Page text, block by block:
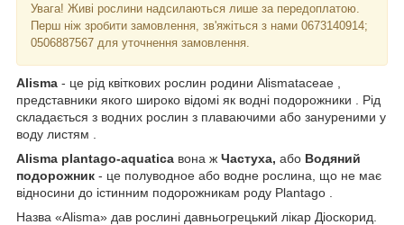
Увага! Живі рослини надсилаються лише за передоплатою.
Перш ніж зробити замовлення, зв'яжіться з нами 0673140914;
0506887567 для уточнення замовлення.
Alisma - це рід квіткових рослин родини Alismataceae ,
представники якого широко відомі як водні подорожники . Рід
складається з водних рослин з плаваючими або зануреними у
воду листям .
Alisma plantago-aquatica вона ж Частуха, або Водяний
подорожник - це полуводное або водне рослина, що не має
відносини до істинним подорожникам роду Plantago .
Назва «Аlisma» дав рослині давньогрецький лікар Діоскорид.